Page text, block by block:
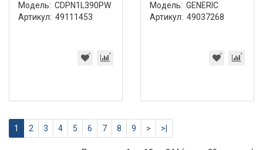
Модель: CDPN1L390PW
Артикул: 49111453
Модель: GENERIC
Артикул: 49037268
1 2 3 4 5 6 7 8 9 > >|